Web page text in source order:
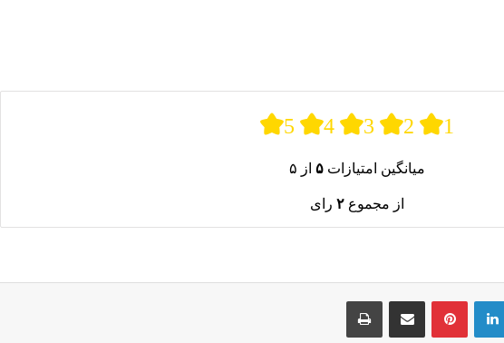
5 4 3 2 1
میانگین امتیازات ۵ از ۵
از مجموع ۲ رای
لینکدین پینترستاشتراک گذاری از طریق ایمیل چاپ